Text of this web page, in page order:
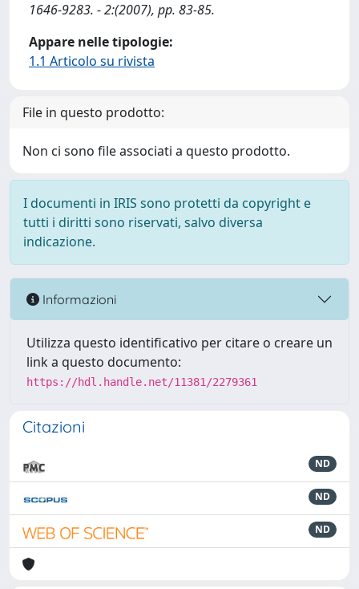
1646-9283. - 2:(2007), pp. 83-85.
Appare nelle tipologie:
1.1 Articolo su rivista
File in questo prodotto:
Non ci sono file associati a questo prodotto.
I documenti in IRIS sono protetti da copyright e
tutti i diritti sono riservati, salvo diversa
indicazione.
Informazioni
Utilizza questo identificativo per citare o creare un
link a questo documento:
https://hdl.handle.net/11381/2279361
Citazioni
ND
ND
ND